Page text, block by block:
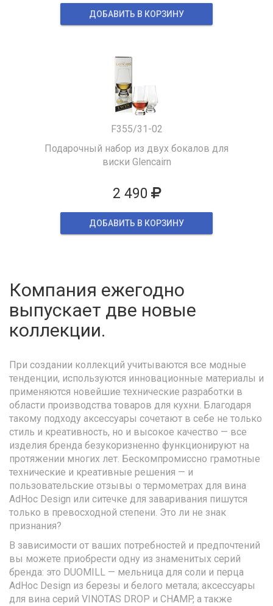
ДОБАВИТЬ В КОРЗИНУ
F355/31-02
Подарочный набор из двух бокалов для
виски Glencairn
2 490
ДОБАВИТЬ В КОРЗИНУ
Компания ежегодно
выпускает две новые
коллекции.
При создании коллекций учитываются все модные
тенденции, используются инновационные материалы и
применяются новейшие технические разработки в
области производства товаров для кухни. Благодаря
такому подходу аксессуары сочетают в себе не только
стиль и креативность, но и высокое качество — все
изделия бренда безукоризненно функционируют на
протяжении многих лет. Бескомпромиссно грамотные
технические и креативные решения — и
пользовательские отзывы о термометрах для вина
AdHoc Design или ситечке для заваривания пишутся
только в превосходной степени. Это ли не знак
признания?
В зависимости от ваших потребностей и предпочтений
вы можете приобрести одну из знаменитых серий
бренда: это DUOMILL — мельница для соли и перца
AdHoc Design из березы и белого метала; аксессуары
для вина серий VINOTAS DROP и CHAMP, а также